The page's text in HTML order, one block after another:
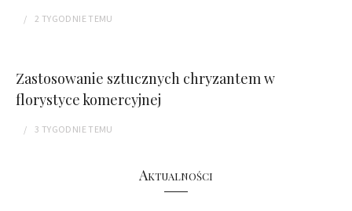
2 TYGODNIETEMU
Zastosowanie sztucznych chryzantem w
florystyce komercyjnej
3 TYGODNIETEMU
Aktualności